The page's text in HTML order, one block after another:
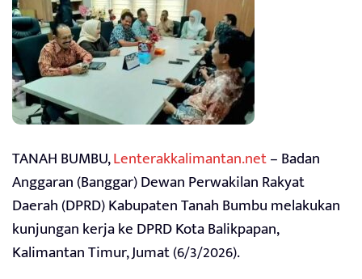
TANAH BUMBU,Lenterakkalimantan.net– Badan
Anggaran (Banggar) Dewan Perwakilan Rakyat
Daerah (DPRD) Kabupaten Tanah Bumbu melakukan
kunjungan kerja ke DPRD Kota Balikpapan,
Kalimantan Timur, Jumat (6/3/2026).